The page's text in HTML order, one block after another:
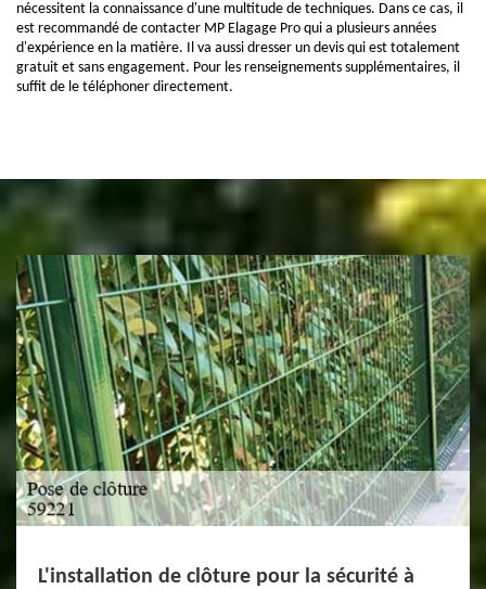
nécessitent la connaissance d'une multitude de techniques. Dans ce cas, il
est recommandé de contacter MP Elagage Pro qui a plusieurs années
d'expérience en la matière. Il va aussi dresser un devis qui est totalement
gratuit et sans engagement. Pour les renseignements supplémentaires, il
suffit de le téléphoner directement.
L'installation de clôture pour la sécurité à